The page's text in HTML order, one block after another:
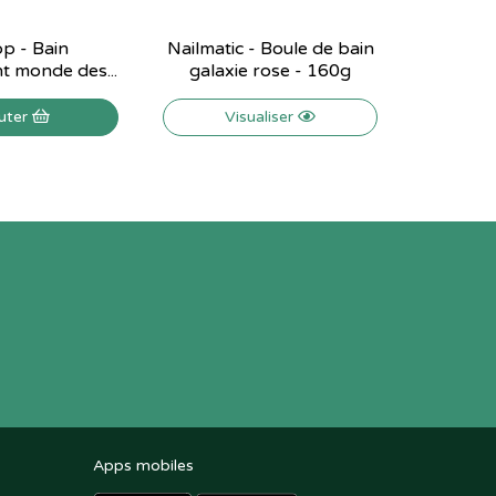
- Bain
monde des...
Nailmatic - Boule de bain
galaxie rose - 160g
Visualiser
Apps mobiles